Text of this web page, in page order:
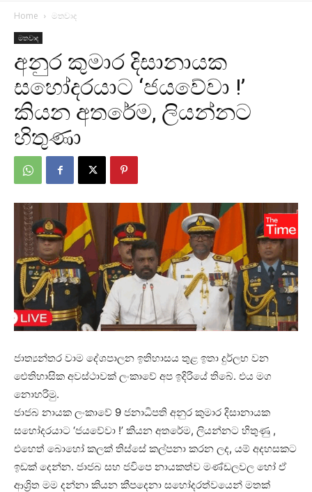
Home මතවාද
මතවාද
අනුර කුමාර දිසානායක
සහෝදරයාට ‘ජයවේවා !’
කියන අතරේම, ලියන්නට
හිතුණා
ජාත්‍යන්තර වාම දේශපාලන ඉතිහාසය තුළ ඉතා දුර්ලභ වන
ඓතිහාසික අවස්ථාවක් ලංකාවේ අප ඉදිරියේ තිබේ. එය මග
නොහරිමු.
ජාජබ නායක ලංකාවේ 9 ජනාධිපති අනුර කුමාර දිසානායක
සහෝදරයාට ‘ජයවේවා !’ කියන අතරේම, ලියන්නට හිතුණු ,
එහෙත් බොහෝ කලක් තිස්සේ කල්පනා කරන ලද, යම් අදහසකට
ඉඩක් දෙන්න. ජාජබ සහ ජවිපෙ නායකත්ව මණ්ඩලවල හෝ ඒ
ආශ්‍රිත මම දන්නා කියන කීපදෙනා සහෝදරත්වයෙන් මතක්